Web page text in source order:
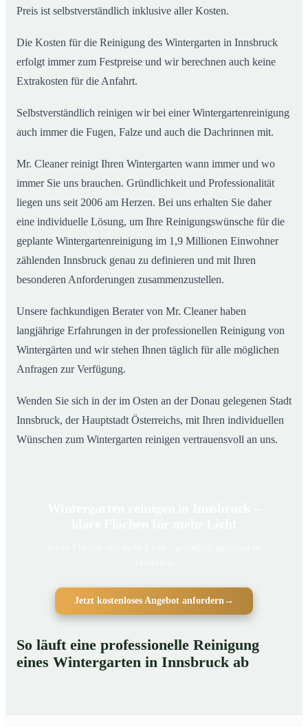
Preis ist selbstverständlich inklusive aller Kosten.
Die Kosten für die Reinigung des Wintergarten in Innsbruck
erfolgt immer zum Festpreise und wir berechnen auch keine
Extrakosten für die Anfahrt.
Selbstverständlich reinigen wir bei einer Wintergartenreinigung
auch immer die Fugen, Falze und auch die Dachrinnen mit.
Mr. Cleaner reinigt Ihren Wintergarten wann immer und wo
immer Sie uns brauchen. Gründlichkeit und Professionalität
liegen uns seit 2006 am Herzen. Bei uns erhalten Sie daher
eine individuelle Lösung, um Ihre Reinigungswünsche für die
geplante Wintergartenreinigung im 1,9 Millionen Einwohner
zählenden Innsbruck genau zu definieren und mit Ihren
besonderen Anforderungen zusammenzustellen.
Unsere fachkundigen Berater von Mr. Cleaner haben
langjährige Erfahrungen in der professionellen Reinigung von
Wintergärten und wir stehen Ihnen täglich für alle möglichen
Anfragen zur Verfügung.
Wenden Sie sich in der im Osten an der Donau gelegenen Stadt
Innsbruck, der Hauptstadt Österreichs, mit Ihren individuellen
Wünschen zum Wintergarten reinigen vertrauensvoll an uns.
Jetzt kostenloses Angebot anfordern→
So läuft eine professionelle Reinigung
eines Wintergarten in Innsbruck ab